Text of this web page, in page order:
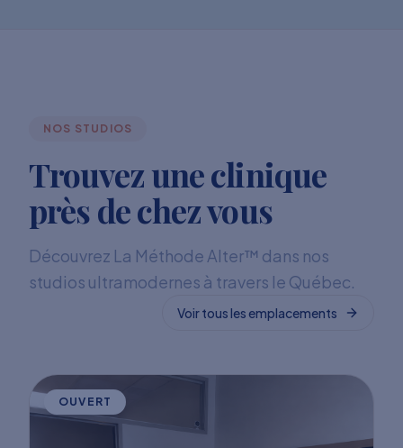
NOS STUDIOS
Trouvez une clinique
près de chez vous
Découvrez La Méthode Alter™ dans nos
studios ultramodernes à travers le Québec.
Voir tous les emplacements
OUVERT